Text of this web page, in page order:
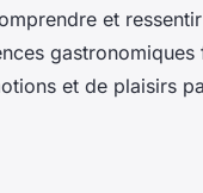
et
et de plaisirs